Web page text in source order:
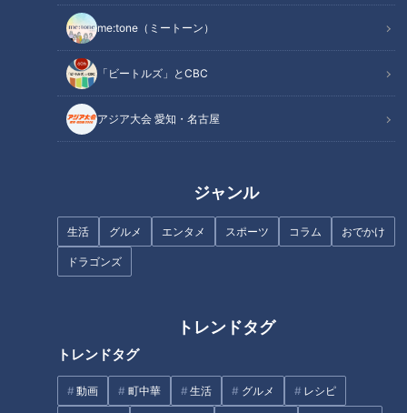
me:tone（ミートーン）
「ビートルズ」とCBC
アジア大会 愛知・名古屋
ジャンル
生活 グルメ エンタメ スポーツ コラム おでかけ
ドラゴンズ
トレンドタグ
トレンドタグ
動画 町中華 生活 グルメ レシピ
全国に2カ所しかない高速道路
の廃道 山梨県“中央道”の側道
に残る旧本線とは
ン”の流れ橋も…国道25号のルー
ツ「大和街道」を巡る旅
数年後にはダムに沈む？ 世界に
3本しかない珍しい橋 岐阜県の
された秘密とは